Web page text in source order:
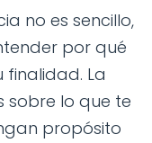
no es sencillo,
por qué
finalidad. La
lo que te
propósito